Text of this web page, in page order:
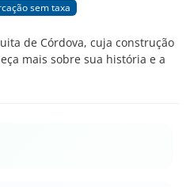
sem taxa
de Córdova, cuja construção
mais sobre sua história e a